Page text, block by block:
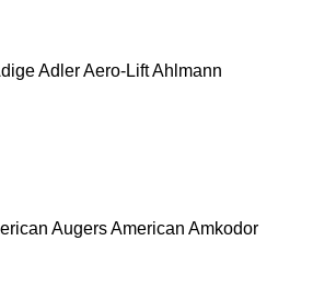
AdlerAero-LiftAhlmann
AugersAmerican Amkodor